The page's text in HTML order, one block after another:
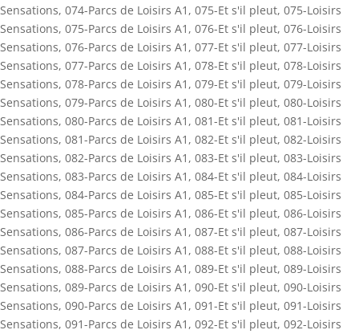
Sensations, 074-Parcs de Loisirs A1 , 075-Et s'il pleut, 075-Loisirs
Sensations, 075-Parcs de Loisirs A1 , 076-Et s'il pleut, 076-Loisirs
Sensations, 076-Parcs de Loisirs A1 , 077-Et s'il pleut, 077-Loisirs
Sensations, 077-Parcs de Loisirs A1 , 078-Et s'il pleut, 078-Loisirs
Sensations, 078-Parcs de Loisirs A1 , 079-Et s'il pleut, 079-Loisirs
Sensations, 079-Parcs de Loisirs A1 , 080-Et s'il pleut, 080-Loisirs
Sensations, 080-Parcs de Loisirs A1 , 081-Et s'il pleut, 081-Loisirs
Sensations, 081-Parcs de Loisirs A1 , 082-Et s'il pleut, 082-Loisirs
Sensations, 082-Parcs de Loisirs A1 , 083-Et s'il pleut, 083-Loisirs
Sensations, 083-Parcs de Loisirs A1 , 084-Et s'il pleut, 084-Loisirs
Sensations, 084-Parcs de Loisirs A1 , 085-Et s'il pleut, 085-Loisirs
Sensations, 085-Parcs de Loisirs A1 , 086-Et s'il pleut, 086-Loisirs
Sensations, 086-Parcs de Loisirs A1 , 087-Et s'il pleut, 087-Loisirs
Sensations, 087-Parcs de Loisirs A1 , 088-Et s'il pleut, 088-Loisirs
Sensations, 088-Parcs de Loisirs A1 , 089-Et s'il pleut, 089-Loisirs
Sensations, 089-Parcs de Loisirs A1 , 090-Et s'il pleut, 090-Loisirs
Sensations, 090-Parcs de Loisirs A1 , 091-Et s'il pleut, 091-Loisirs
Sensations, 091-Parcs de Loisirs A1 , 092-Et s'il pleut, 092-Loisirs